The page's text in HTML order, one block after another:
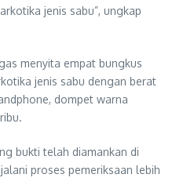
jenis sabu”, ungkap
menyita empat bungkus
jenis sabu dengan berat
dompet warna
bukti telah diamankan di
proses pemeriksaan lebih